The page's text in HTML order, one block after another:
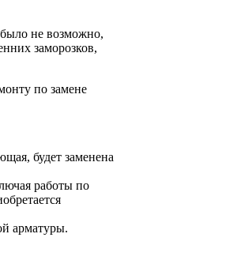
было не возможно,
заморозков,
по замене
будет заменена
работы по
арматуры.